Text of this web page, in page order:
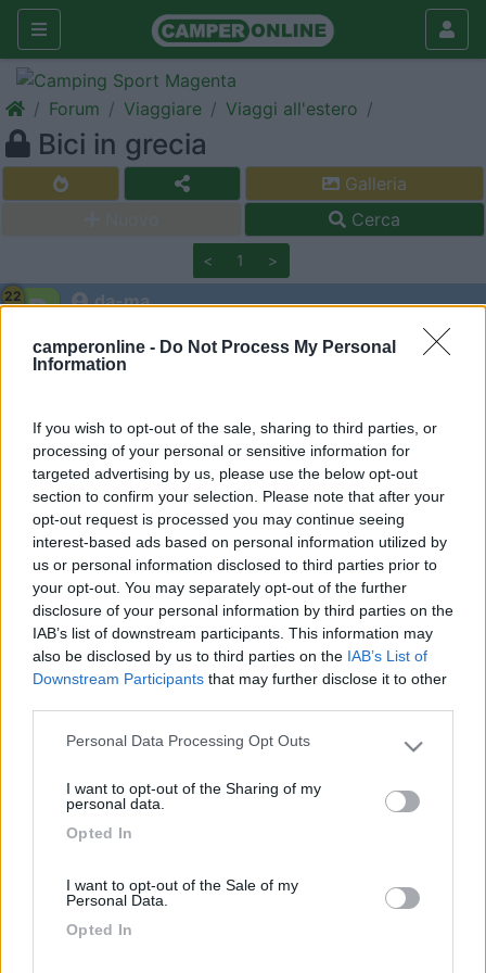
camperonline - Do Not Process My Personal
Information
If you wish to opt-out of the sale, sharing to third parties, or
processing of your personal or sensitive information for
targeted advertising by us, please use the below opt-out
section to confirm your selection. Please note that after your
opt-out request is processed you may continue seeing
interest-based ads based on personal information utilized by
us or personal information disclosed to third parties prior to
your opt-out. You may separately opt-out of the further
disclosure of your personal information by third parties on the
IAB’s list of downstream participants. This information may
also be disclosed by us to third parties on the IAB’s List of
Downstream Participants that may further disclose it to other
Please note that this website/app uses one or more Google
not limited to your visit or usage behaviour. You may click to
use your data for below specified purposes in below Google
Personal Data Processing Opt Outs
I want to opt-out of the Sharing of my
personal data.
Opted In
I want to opt-out of the Sale of my
Personal Data.
Opted In
Forum Viaggiare Viaggi all'estero
Bici in grecia
Galleria
Cerca
< 1 >
22 da-ma
Inserito il13/04/2006
vostra esperienza possono risultare utili o sono solo un peso
inutile. Grazie per i vostri consigli. Ciao luca
laki
1195
Inserito il 13/04/2006 alle: 18:07:32
quote:Originally posted by da-ma
salve a tutti, per questa estate abbiamo organizzato un tour in
grecia e non sappiamo se portarci le bici al seguito. Secondo la
vostra esperienza possono risultare utili o sono solo un peso
inutile. Grazie per i vostri consigli. Ciao luca >
> ciao luca, dove andiamo, andiamo sempre con le bici.
64787
Originally posted by da-ma
grecia e non sappiamo se portarci le bici al seguito. Secondo la
vostra esperienza possono risultare utili o sono solo un peso
inutile. Grazie per i vostri consigli. Ciao luca >